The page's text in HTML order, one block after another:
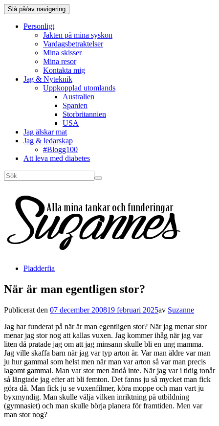
Slå på/av navigering
Personligt
Jakten på mina syskon
Vardagsbetraktelser
Mina skisser
Mina resor
Kontakta mig
Jag & Nyteknik
Uppkopplad utomlands
Australien
Spanien
Storbritannien
USA
Jag älskar mat
Jag & ledarskap
#Blogg100
Att leva med diabetes
Pladderfia
När är man egentligen stor?
Publicerat den 07 december 200819 februari 2025av Suzanne
Jag har funderat på när är man egentligen stor? När jag menar stor
menar jag stor nog att kallas vuxen. Jag kommer ihåg när jag var
liten då pratade jag om att jag minsann skulle bli en ung mamma.
Jag ville skaffa barn när jag var typ arton år. Var man äldre var man
ju hur gammal som helst men när man var arton så var man precis
lagomt gammal. Man var stor men ändå inte. När jag var i tidig tonår
så längtade jag efter att bli femton. Det fanns ju så mycket man fick
göra då. Man fick ju se vuxenfilmer, köra moppe och man vart ju
byxmyndig. Man skulle välja vilken inriktning på utbildning
(gymnasiet) och man skulle börja planera för framtiden. Men var
man stor nog?